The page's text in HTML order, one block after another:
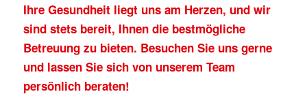
Ihre Gesundheit liegt uns am Herzen, und wir
sind stets bereit, Ihnen die bestmögliche
Betreuung zu bieten. Besuchen Sie uns gerne
und lassen Sie sich von unserem Team
persönlich beraten!